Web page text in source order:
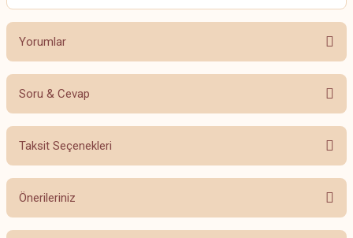
Yorumlar
Bu ürüne ilk yorumu siz yapın!
Soru & Cevap
Ürün hakkında henüz soru sorulmamış.
Taksit Seçenekleri
Önerileriniz